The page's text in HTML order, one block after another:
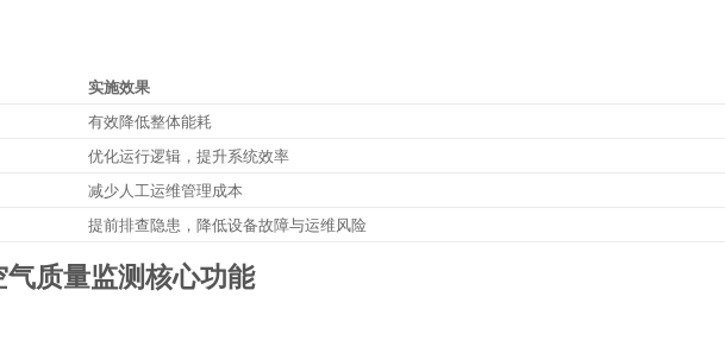
实施效果
有效降低整体能耗
优化运行逻辑，提升系统效率
减少人工运维管理成本
提前排查隐患，降低设备故障与运维风险
质量监测核心功能